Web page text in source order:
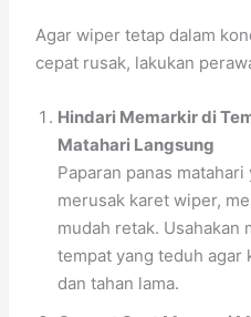
Agar wiper tetap dalam
cepat rusak, lakukan
Hindari Memarkir di
Matahari Langsung
Paparan panas
merusak karet wiper,
mudah retak. Usahakan
tempat yang teduh
dan tahan lama.